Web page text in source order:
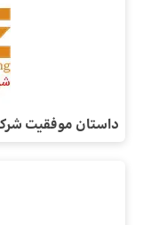
داستان موفقیت